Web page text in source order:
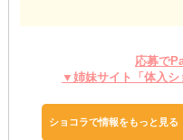
《 【北千住】姉・半熟キャ
「終電の時間が早くてちょ
なんて方でもご心配なく！
応募で
▼姉妹サイト「体入
ショコラで情報をもっと見る